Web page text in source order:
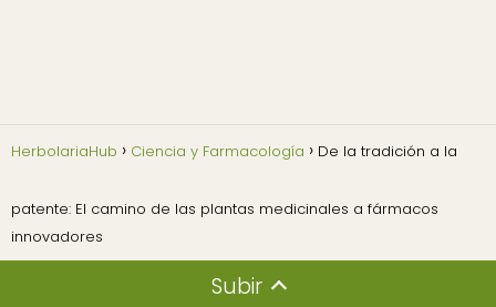
HerbolariaHub Ciencia y Farmacología De la tradición a la
patente: El camino de las plantas medicinales a fármacos
innovadores
Subir